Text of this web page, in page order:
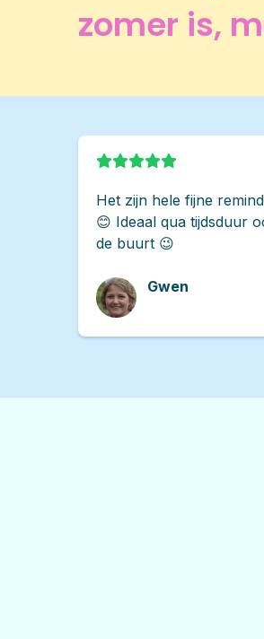
zomer is,
Het zijn hele fijne
😊 Ideaal qua tijdsduur
de buurt 😉
Gwen